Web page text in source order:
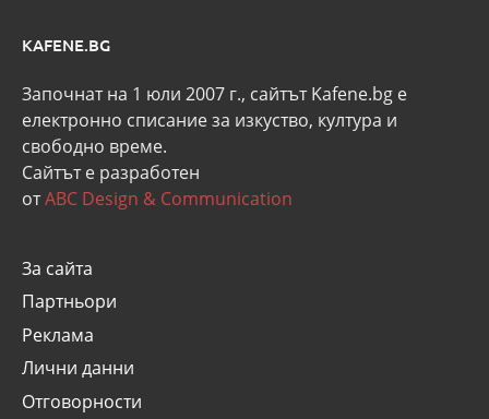
KAFENE.BG
Започнат на 1 юли 2007 г., сайтът Kafene.bg e
eлектронно списание за изкуство, култура и
свободно време.
Сайтът е разработен
отABC Design & Communication
За сайта
Партньори
Реклама
Лични данни
Отговорности